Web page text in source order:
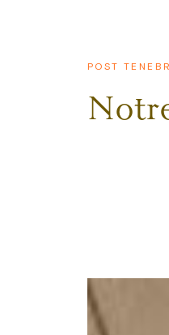
POST